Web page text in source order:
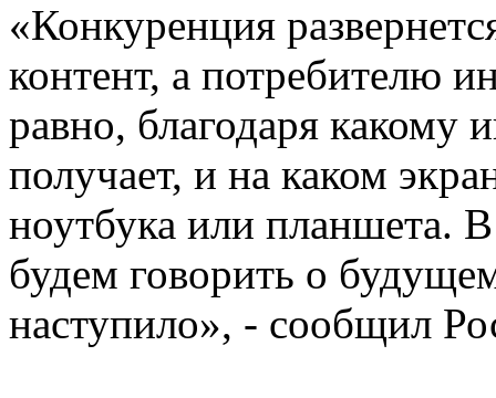
«Конкуренция
контент, а потребителю
равно, благодаря какому
получает, и на каком
ноутбука или планшета.
будем говорить о
наступило», - сообщил